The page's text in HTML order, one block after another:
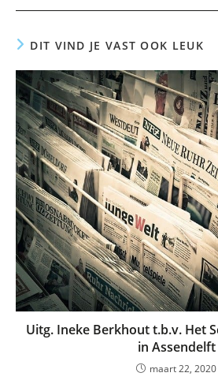
DIT VIND JE VAST OOK LEUK
Uitg. Ineke Berkhout t.b.v. Het
in Assendelft
maart 22, 2020